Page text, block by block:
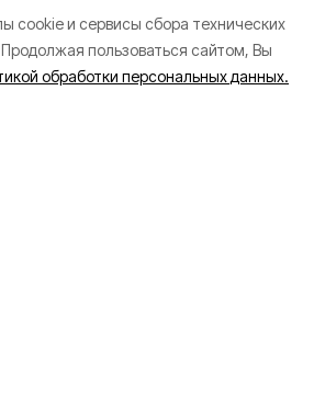
cookie и сервисы сбора технических
Продолжая пользоваться сайтом, Вы
обработки персональных данных.
Битва
гимназии
экскурсией
железнодорожный